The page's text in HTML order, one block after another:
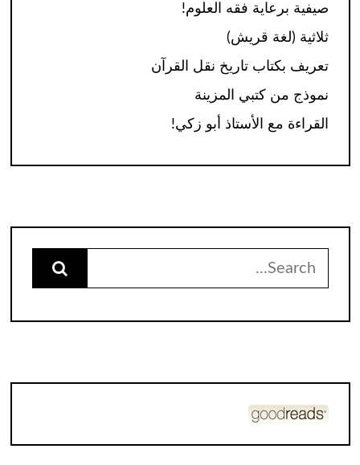
صيفية برعاية فقه العلوم!
ثلاثية (لغة قريش)
تعريف بكتاب تاريخ نقل القرآن
نموذج من كتبي المزينة
القراءة مع الأستاذ أبو زكي!
for: